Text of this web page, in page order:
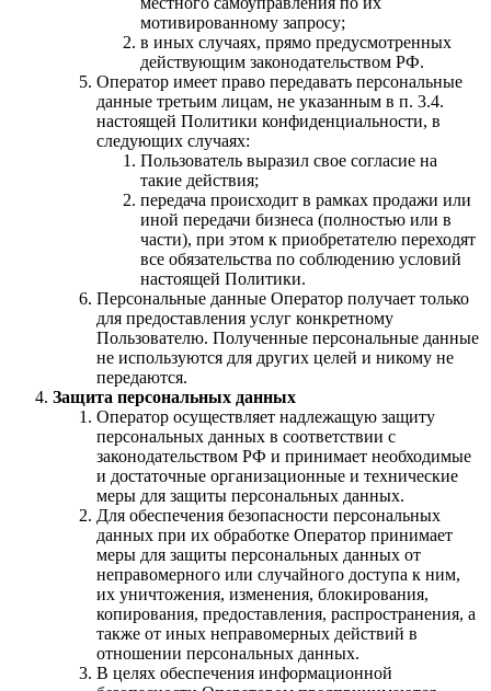
мотивированному запросу;
в иных случаях, прямо предусмотренных
действующим законодательством РФ.
Оператор имеет право передавать персональные
данные третьим лицам, не указанным в п. 3.4.
настоящей Политики конфиденциальности, в
следующих случаях:
Пользователь выразил свое согласие на
такие действия;
передача происходит в рамках продажи или
иной передачи бизнеса (полностью или в
части), при этом к приобретателю переходят
все обязательства по соблюдению условий
настоящей Политики.
Персональные данные Оператор получает только
для предоставления услуг конкретному
Пользователю. Полученные персональные данные
не используются для других целей и никому не
передаются.
Защита персональных данных
Оператор осуществляет надлежащую защиту
персональных данных в соответствии с
законодательством РФ и принимает необходимые
и достаточные организационные и технические
меры для защиты персональных данных.
Для обеспечения безопасности персональных
данных при их обработке Оператор принимает
меры для защиты персональных данных от
неправомерного или случайного доступа к ним,
их уничтожения, изменения, блокирования,
копирования, предоставления, распространения, а
также от иных неправомерных действий в
отношении персональных данных.
В целях обеспечения информационной